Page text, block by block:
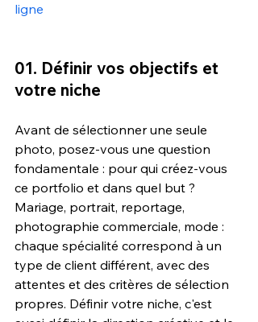
ligne
01. Définir vos objectifs et
votre niche
Avant de sélectionner une seule
photo, posez-vous une question
fondamentale : pour qui créez-vous
ce portfolio et dans quel but ?
Mariage, portrait, reportage,
photographie commerciale, mode :
chaque spécialité correspond à un
type de client différent, avec des
attentes et des critères de sélection
propres. Définir votre niche, c'est